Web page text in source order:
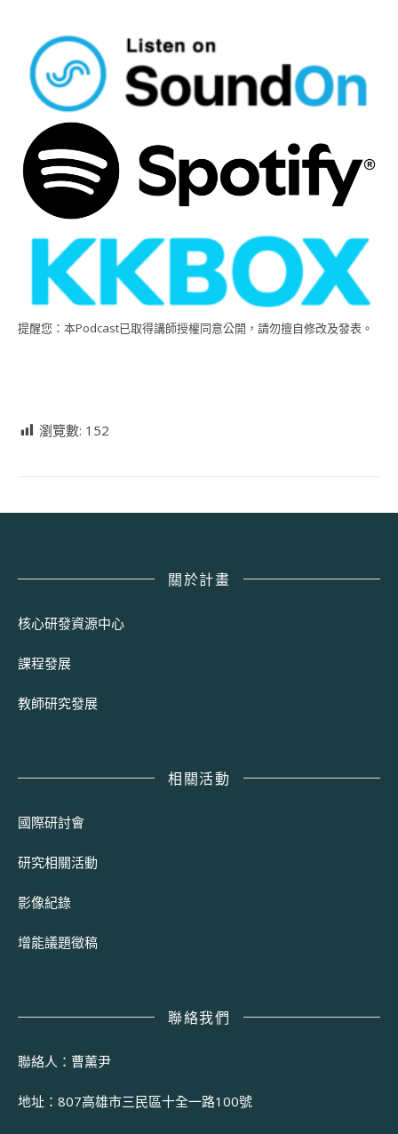
提醒您：本Podcast已取得講師授權同意公開，請勿擅自修改及發表。
瀏覽數: 152
關於計畫
核心研發資源中心
課程發展
教師研究發展
相關活動
國際研討會
研究相關活動
影像紀錄
增能議題徵稿
聯絡我們
聯絡人：曹薰尹
地址：807高雄市三民區十全一路100號